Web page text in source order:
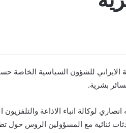
الايراني للشؤون السياسية الخاصة
بشرية.
لوكالة انباء الاذاعة والتلفزيون
ثنائية مع المسؤولين الروس حول